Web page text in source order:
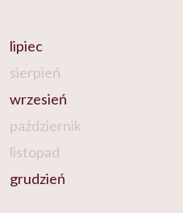
lipiec
sierpień
wrzesień
październik
listopad
grudzień